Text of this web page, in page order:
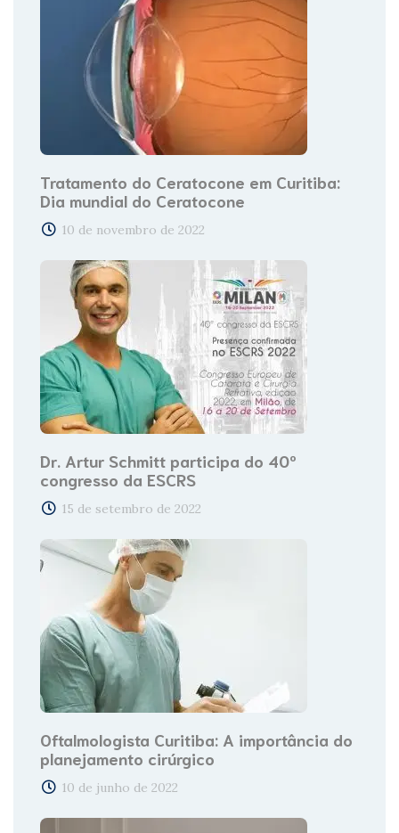
Tratamento do Ceratocone em Curitiba:
Dia mundial do Ceratocone
10 de novembro de 2022
Dr. Artur Schmitt participa do 40º
congresso da ESCRS
15 de setembro de 2022
Oftalmologista Curitiba: A importância do
planejamento cirúrgico
10 de junho de 2022